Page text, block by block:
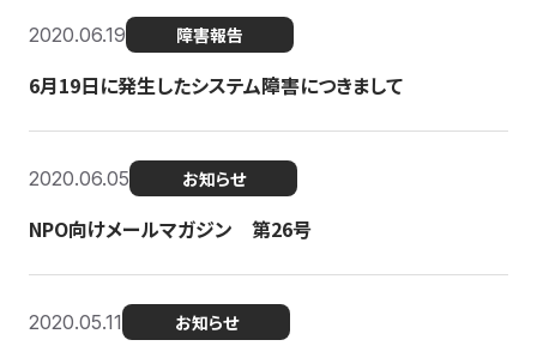
2020.06.19 障害報告
6月19日に発生したシステム障害につきまして
2020.06.05 お知らせ
NPO向けメールマガジン 第26号
2020.05.11 お知らせ